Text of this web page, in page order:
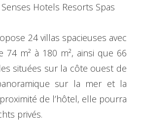
Hotels Resorts Spas
24 villas spacieuses avec
74 m² à 180 m², ainsi que 66
situées sur la côte ouest de
sur la mer et la
de l’hôtel, elle pourra
privés.